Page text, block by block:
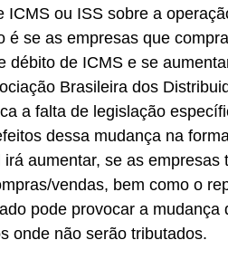
ou ISS sobre a
é se as empresas que
de ICMS e se
Brasileira dos
a falta de legislação
dessa mudança na
aumentar, se as empresas
vendas, bem como o
pode provocar a mudança
onde não serão tributados.